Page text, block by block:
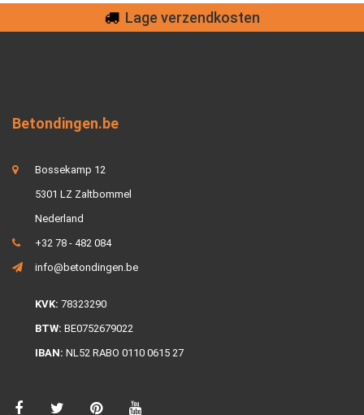
Lage verzendkosten
Betondingen.be
Bossekamp 12
5301 LZ Zaltbommel
Nederland
+32 78 - 482 084
info@betondingen.be
KVK: 78323290
BTW: BE0752679022
IBAN: NL52 RABO 0110 0615 27